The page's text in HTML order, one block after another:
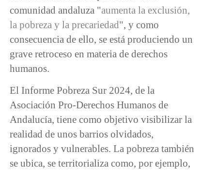
comunidad andaluza "aumenta la exclusión,
la pobreza y la precariedad", y como
consecuencia de ello, se está produciendo un
grave retroceso en materia de derechos
humanos.
El Informe Pobreza Sur 2024, de la
Asociación Pro-Derechos Humanos de
Andalucía, tiene como objetivo visibilizar la
realidad de unos barrios olvidados,
ignorados y vulnerables. La pobreza también
se ubica, se territorializa como, por ejemplo,